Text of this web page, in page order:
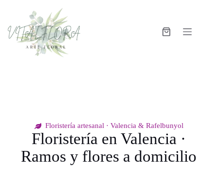
Floristería artesanal · Valencia & Rafelbunyol
Floristería en Valencia ·
Ramos y flores a domicilio